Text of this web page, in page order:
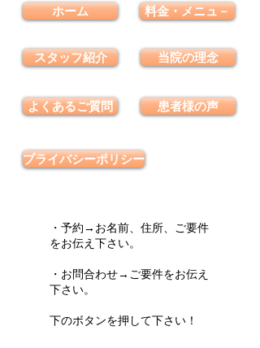
ホーム
スタッフ紹介
よくあるご質問
料金・メニュ－
当院の理念
患者様の声
プライバシーポリシー
・予約→お名前、住所、ご要件
をお伝え下さい。
・お問合わせ→ご要件をお伝え
下さい。
下のボタンを押して下さい！